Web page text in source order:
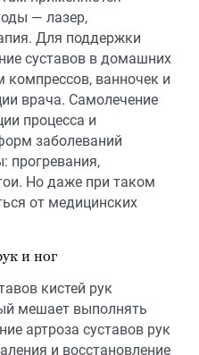
— лазер,
Для поддержки
суставов в домашних
компрессов, ванночек и
врача. Самолечение
процесса и
заболеваний
прогревания,
Но даже при таком
от медицинских
и ног
кистей рук
мешает выполнять
артроза суставов рук
и восстановление